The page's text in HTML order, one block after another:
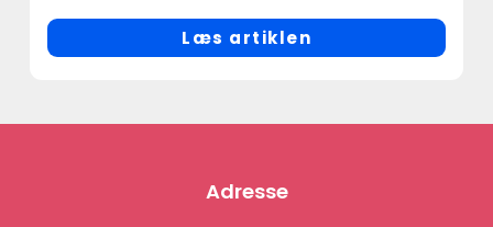
Læs artiklen
Adresse